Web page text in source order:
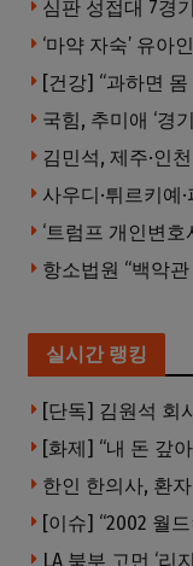
‘마약 자숙’ 유아
김민석, 제주·인
항소법원 “백악
실시간 랭킹